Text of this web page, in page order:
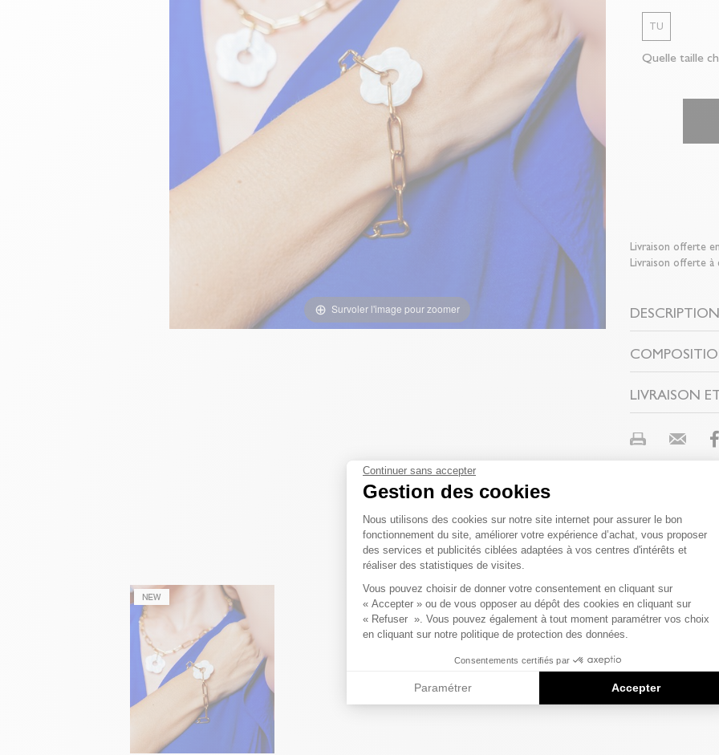
Continuer sans accepter
Gestion des cookies
Plateforme de Gestion du
Nous utilisons des cookies sur notre site internet pour assurer le bon
fonctionnement du site, améliorer votre expérience d’achat, vous proposer
des services et publicités ciblées adaptées à vos centres d'intérêts et
réaliser des statistiques de visites.
Vous pouvez choisir de donner votre consentement en cliquant sur
« Accepter » ou de vous opposer au dépôt des cookies en cliquant sur
« Refuser ». Vous pouvez également à tout moment paramétrer vos choix
en cliquant sur notre politique de protection des données.
Consentements certifiés par
Paramétrer Accepter
Survoler l'image pour zoomer
TU
Quelle taille
Livraison offerte
Livraison offerte à
DESCRIPTION
bracelets
aciers
Tissu principal :
Composition et
LIVRAISON
NOS
Magasin Edji &
Colissimo Point
disponible dans
Qualités et
DERNIERS PRODUITS CONSULTÉS